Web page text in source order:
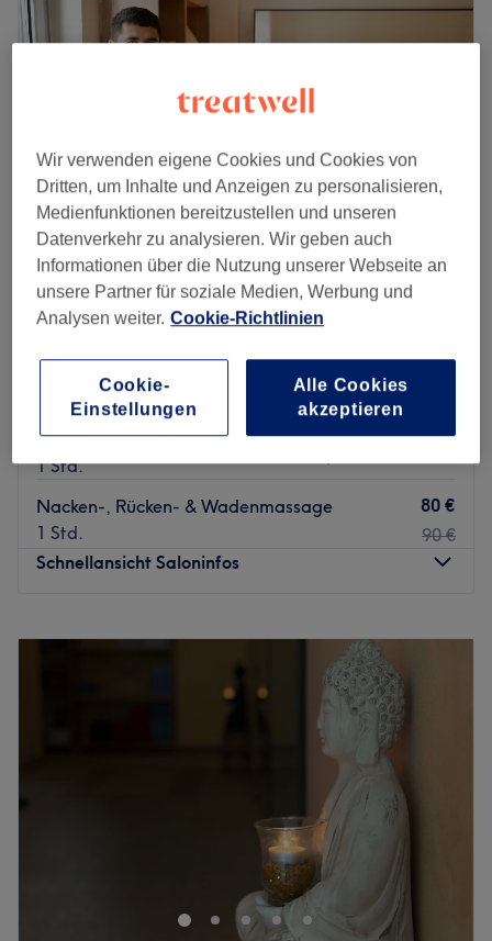
Wellnessmassage | Köln
4,9
294 Bewertungen
Neustadt-Süd, Köln
Auf Karte anzeigen
Last Minute
Schulter-, Rücken- &
Nackenmassage
1 Std.
Nacken-, Rücken- & Wadenmassage
1 Std.
80 €
90 €
Schnellansicht Saloninfos
08:00–
08:00–22:00
08:00–22:00
–22:00
08:00 –22:00
08:00
Transparenz und Vertrauen spielen dabei eine große
Wer sich vorab ein genaueres Bild machen möchte, findet
Wir verwenden eigene Cookies und Cookies von
Dritten, um Inhalte und Anzeigen zu personalisieren,
Medienfunktionen bereitzustellen und unseren
Datenverkehr zu analysieren. Wir geben auch
Informationen über die Nutzung unserer Webseite an
unsere Partner für soziale Medien, Werbung und
Analysen weiter. Cookie-Richtlinien
Cookie-
Einstellungen
Alle Cookies
akzeptieren